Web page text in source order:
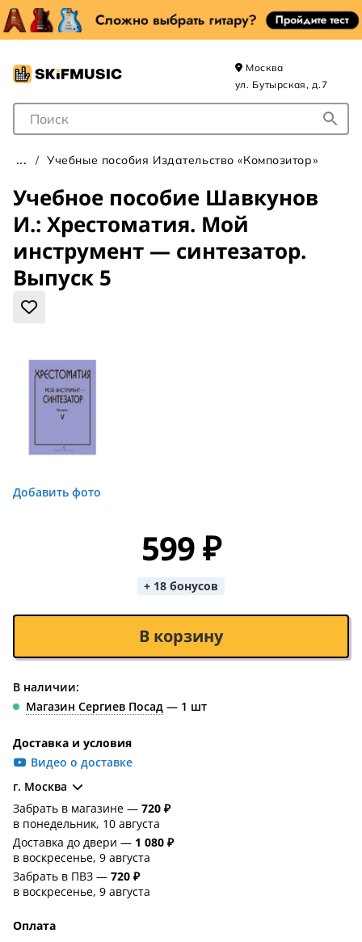
Поле для Поиска
Москва
ул. Бутырская, д.7
Учебные пособия Издательство «Композитор»
Учебное пособие Шавкунов
И.: Хрестоматия. Мой
инструмент — синтезатор.
Выпуск 5
Добавить фото
599 ₽
+ 18 бонусов
В корзину
В наличии:
Магазин Сергиев Посад — 1 шт
Доставка и условия
Видео о доставке
г. Москва
Забрать в магазине — 720 ₽
в понедельник, 10 августа
Доставка до двери — 1 080 ₽
в воскресенье, 9 августа
Забрать в ПВЗ — 720 ₽
в воскресенье, 9 августа
Оплата